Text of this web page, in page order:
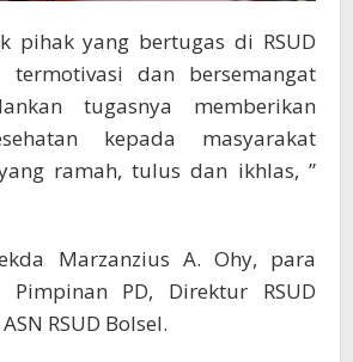
pihak yang bertugas di RSUD
dan bersemangat
tugasnya memberikan
kepada masyarakat
ramah, tulus dan ikhlas, ”
Marzanzius A. Ohy, para
Pimpinan PD, Direktur RSUD
RSUD Bolsel.